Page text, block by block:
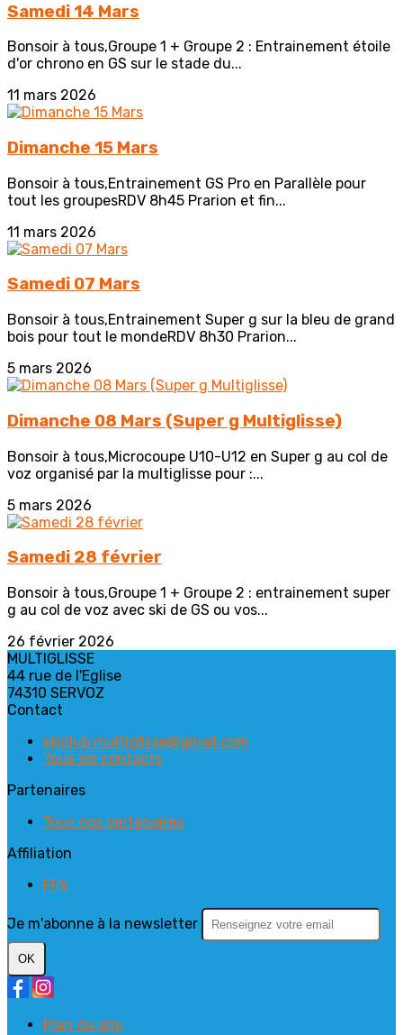
Samedi 14 Mars
Bonsoir à tous,Groupe 1 + Groupe 2 : Entrainement étoile
d'or chrono en GS sur le stade du...
11 mars 2026
Dimanche 15 Mars
Bonsoir à tous,Entrainement GS Pro en Parallèle pour
tout les groupesRDV 8h45 Prarion et fin...
11 mars 2026
Samedi 07 Mars
Bonsoir à tous,Entrainement Super g sur la bleu de grand
bois pour tout le mondeRDV 8h30 Prarion...
5 mars 2026
Dimanche 08 Mars (Super g Multiglisse)
Bonsoir à tous,Microcoupe U10-U12 en Super g au col de
voz organisé par la multiglisse pour :...
5 mars 2026
Samedi 28 février
Bonsoir à tous,Groupe 1 + Groupe 2 : entrainement super
g au col de voz avec ski de GS ou vos...
26 février 2026
MULTIGLISSE
44 rue de l'Eglise
74310 SERVOZ
Contact
skiclub.multiglisse@gmail.com
Tous les contacts
Partenaires
Tous nos partenaires
Affiliation
FFS
Je m'abonne à la newsletter
OK
Plan du site